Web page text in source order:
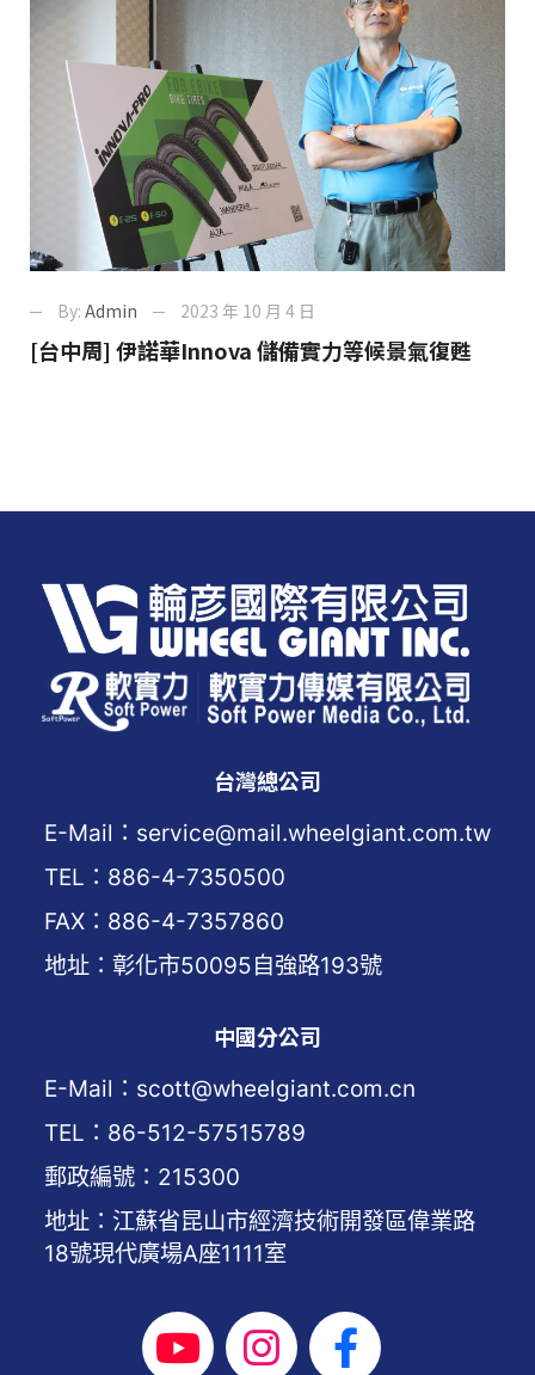
By: Admin 2023 年 10 月 4 日
[台中周] 伊諾華Innova 儲備實力等候景氣復甦
台灣總公司
E-Mail：service@mail.wheelgiant.com.tw
TEL：886-4-7350500
FAX：886-4-7357860
地址：彰化市50095自強路193號
中國分公司
E-Mail：scott@wheelgiant.com.cn
TEL：86-512-57515789
郵政編號：215300
地址：江蘇省昆山市經濟技術開發區偉業路
18號現代廣場A座1111室